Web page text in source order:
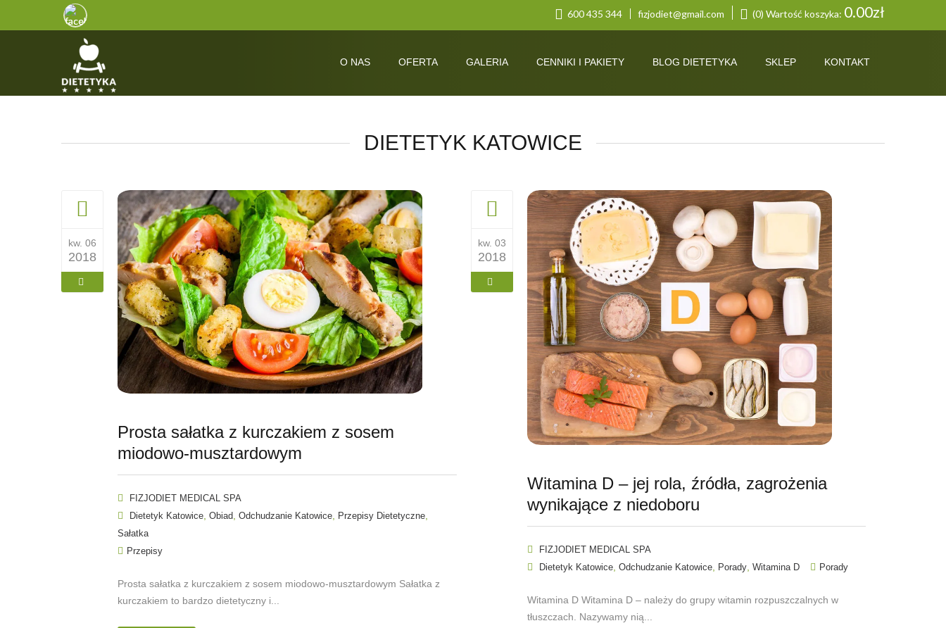
600 435 344 fizjodiet@gmail.com (0) Wartość koszyka: 0.00zł
O NAS OFERTA GALERIA CENNIKI I PAKIETY BLOG DIETETYKA SKLEP KONTAKT
DIETETYK KATOWICE
kw. 06
2018
Prosta sałatka z kurczakiem z sosem
miodowo-musztardowym
FIZJODIET MEDICAL SPA
Dietetyk Katowice Obiad Odchudzanie Katowice Przepisy Dietetyczne
Sałatka
Przepisy
Prosta sałatka z kurczakiem z sosem miodowo-musztardowym Sałatka z
kurczakiem to bardzo dietetyczny i...
kw. 03
2018
Witamina D – jej rola, źródła, zagrożenia
wynikające z niedoboru
FIZJODIET MEDICAL SPA
Dietetyk Katowice, Odchudzanie Katowice, Porady, Witamina D Porady
Witamina D Witamina D – należy do grupy witamin rozpuszczalnych w
tłuszczach. Nazywamy nią...